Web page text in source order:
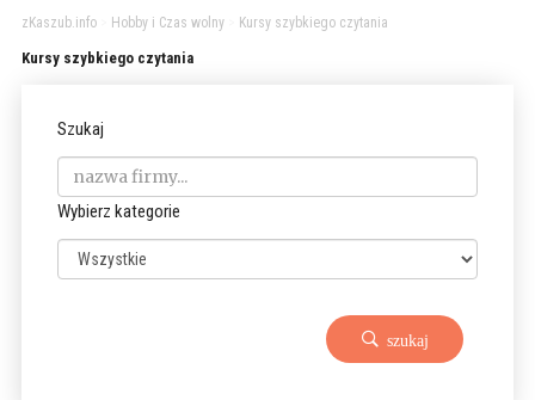
zKaszub.info> Hobby i Czas wolny> Kursy szybkiego czytania
Kursy szybkiego czytania
Szukaj
Wybierz kategorie
szukaj